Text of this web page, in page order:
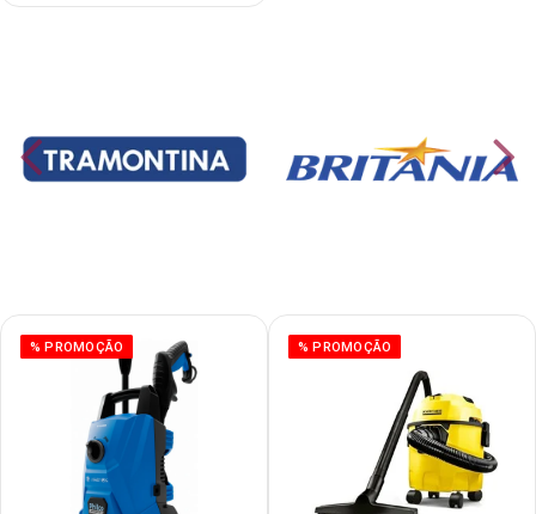
% PROMOÇÃO % PROMOÇÃO